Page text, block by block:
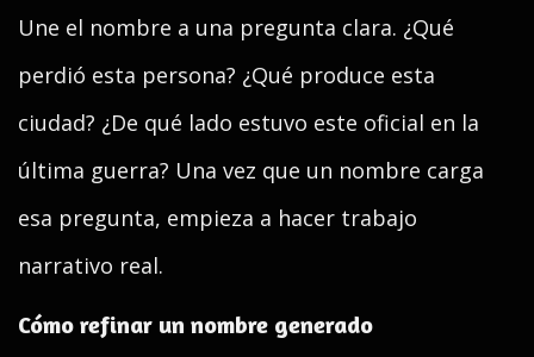
Une el nombre a una pregunta clara. ¿Qué
perdió esta persona? ¿Qué produce esta
ciudad? ¿De qué lado estuvo este oficial en la
última guerra? Una vez que un nombre carga
esa pregunta, empieza a hacer trabajo
narrativo real.
Cómo refinar un nombre generado